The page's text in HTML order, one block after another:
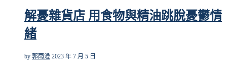
解憂雜貨店 用食物與精油跳脫憂鬱情
緒
by 郭雨澄 2023 年 7 月 5 日